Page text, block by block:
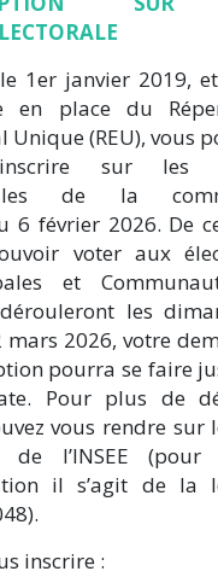
1er janvier 2019,
en place du
Unique (REU), vous
sur les
de la
6 février 2026. De
voter aux
et
les
mars 2026, votre
pourra se faire
Pour plus de
vous rendre sur
de l’INSEE (pour
il s’agit de la
inscrire :